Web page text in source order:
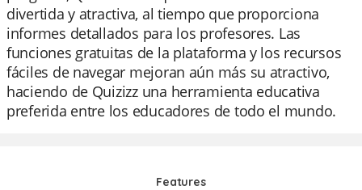
divertida y atractiva, al tiempo que proporciona
informes detallados para los profesores. Las
funciones gratuitas de la plataforma y los recursos
fáciles de navegar mejoran aún más su atractivo,
haciendo de Quizizz una herramienta educativa
preferida entre los educadores de todo el mundo.
Features